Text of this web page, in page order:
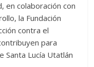
en colaboración con
la Fundación
contra el
para
Santa Lucía Utatlán